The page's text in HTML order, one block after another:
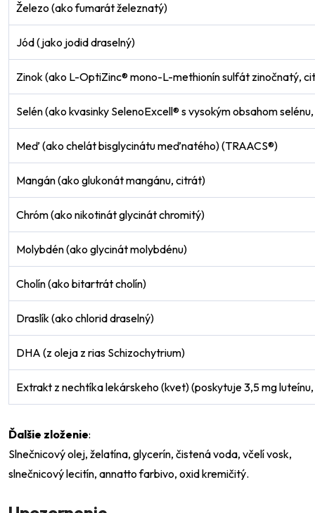
Železo (ako fumarát železnatý)
Jód (jako jodid draselný)
Zinok (ako L-OptiZinc® mono-L-methionín sulfát zinočnatý,
Selén (ako kvasinky SelenoExcell® s vysokým obsahom
Meď (ako chelát bisglycinátu meďnatého) (TRAACS®)
Mangán (ako glukonát mangánu, citrát)
Chróm (ako nikotinát glycinát chromitý)
Molybdén (ako glycinát molybdénu)
Cholín (ako bitartrát cholín)
Draslík (ako chlorid draselný)
DHA (z oleja z rias Schizochytrium)
Extrakt z nechtíka lekárskeho (kvet) (poskytuje 3,5 mg
Ďalšie zloženie:
Slnečnicový olej, želatína, glycerín, čistená voda, včelí vosk,
slnečnicový lecitín, annatto farbivo, oxid kremičitý.
Powered by chaterimo